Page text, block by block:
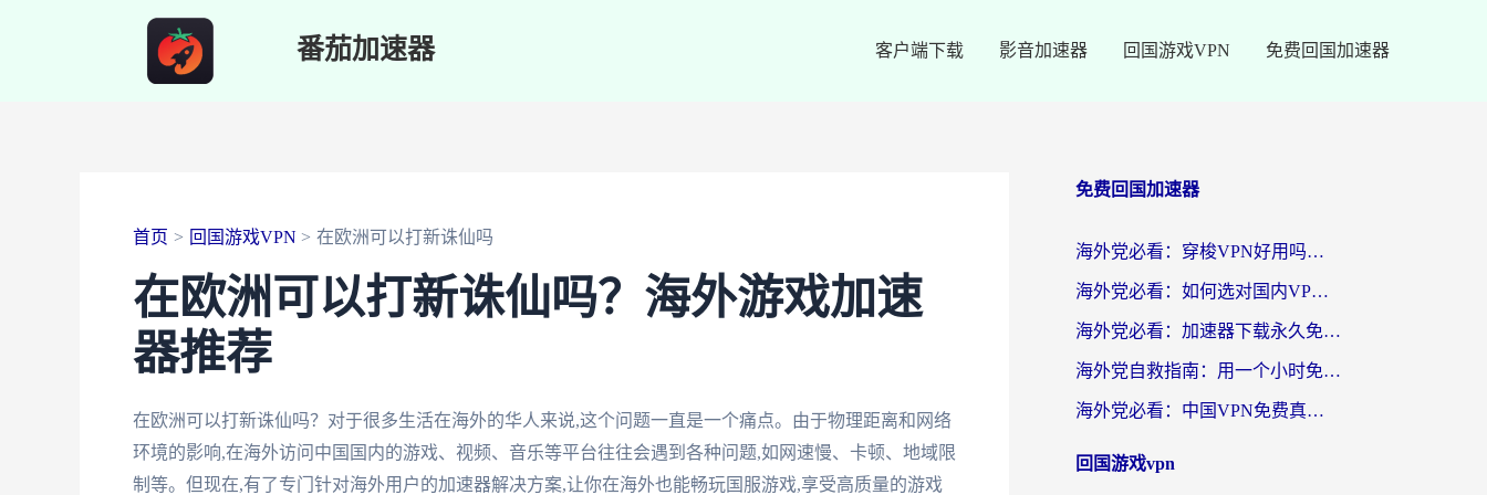
番茄加速器 客户端下载 影音加速器 回国游戏VPN 免费回国加速器
首页 回国游戏VPN 在欧洲可以打新诛仙吗
在欧洲可以打新诛仙吗？海外游戏加速
器推荐
在欧洲可以打新诛仙吗？对于很多生活在海外的华人来说,这个问题一直是一个痛点。由于物理距离和网络
环境的影响,在海外访问中国国内的游戏、视频、音乐等平台往往会遇到各种问题,如网速慢、卡顿、地域限
制等。但现在,有了专门针对海外用户的加速器解决方案,让你在海外也能畅玩国服游戏,享受高质量的游戏
免费回国加速器
海外党必看：穿梭VPN好用吗？和云帆VPN对比哪个回国效果更好？附真实测评+避坑指南
海外党必看：如何选对国内VPN，实现无缝访问国内资源？
海外党必看：加速器下载永久免费版真的存在吗？教你无缝访问国内资源的正确姿势
海外党自救指南：用一个小时免费加速器，轻松打破国内资源访问壁垒？
海外党必看：中国VPN免费真的靠谱吗？手把手教你选对回国加速器
回国游戏vpn